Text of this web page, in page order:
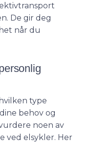
De gir deg
når du
type
behov og
noen av
ved elsykler. Her